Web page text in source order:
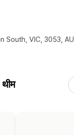
South, VIC, 3053, AU